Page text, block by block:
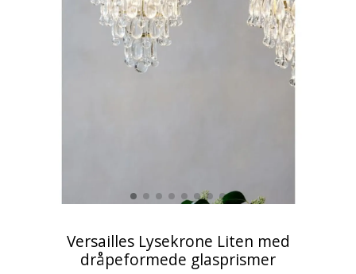
Versailles Lysekrone Liten med
dråpeformede glasprismer